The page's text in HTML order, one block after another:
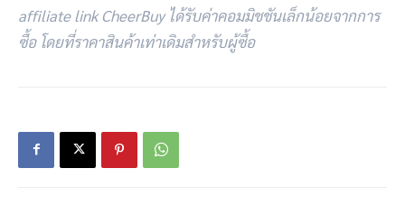
affiliate link CheerBuy ได้รับค่าคอมมิชชันเล็กน้อยจากการ
ซื้อ โดยที่ราคาสินค้าเท่าเดิมสำหรับผู้ซื้อ